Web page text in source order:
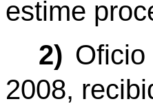
estime
2)
2008,